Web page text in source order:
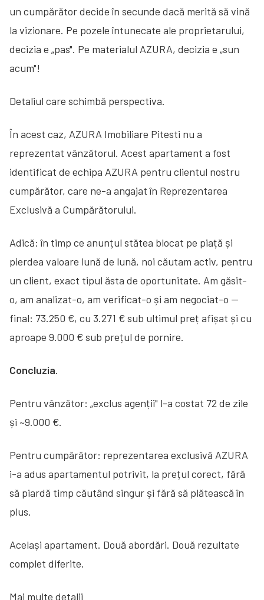
un cumpărător decide în secunde dacă merită să vină
la vizionare. Pe pozele întunecate ale proprietarului,
decizia e „pas". Pe materialul AZURA, decizia e „sun
acum"!
Detaliul care schimbă perspectiva.
În acest caz, AZURA Imobiliare Pitesti nu a
reprezentat vânzătorul. Acest apartament a fost
identificat de echipa AZURA pentru clientul nostru
cumpărător, care ne-a angajat în Reprezentarea
Exclusivă a Cumpărătorului.
Adică: în timp ce anunțul stătea blocat pe piață și
pierdea valoare lună de lună, noi căutam activ, pentru
un client, exact tipul ăsta de oportunitate. Am găsit-
o, am analizat-o, am verificat-o și am negociat-o —
final: 73.250 €, cu 3.271 € sub ultimul preț afișat și cu
aproape 9.000 € sub prețul de pornire.
Concluzia.
Pentru vânzător: „exclus agenții" l-a costat 72 de zile
și ~9.000 €.
Pentru cumpărător: reprezentarea exclusivă AZURA
i-a adus apartamentul potrivit, la prețul corect, fără
să piardă timp căutând singur și fără să plătească în
plus.
Același apartament. Două abordări. Două rezultate
complet diferite.
Mai multe detalii